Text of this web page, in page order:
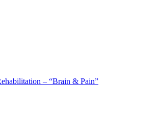
– “Brain & Pain”